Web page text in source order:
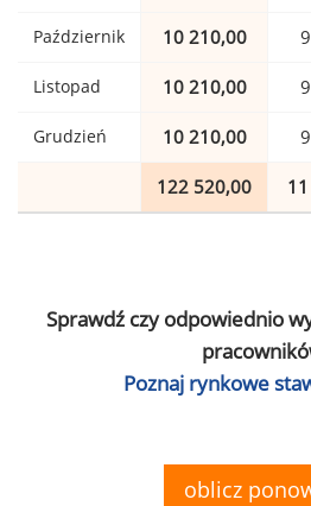
Październik 10 210,00
Listopad 10 210,00
Grudzień 10 210,00
122 520,00
Sprawdź czy odpowiednio
Poznaj rynkowe
oblicz